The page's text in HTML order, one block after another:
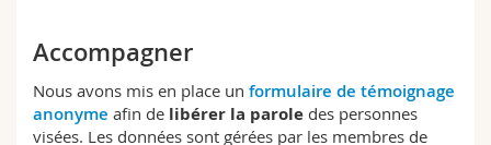
Accompagner
Nous avons mis en place un formulaire de témoignage
anonyme afin de libérer la parole des personnes
visées. Les données sont gérées par les membres de